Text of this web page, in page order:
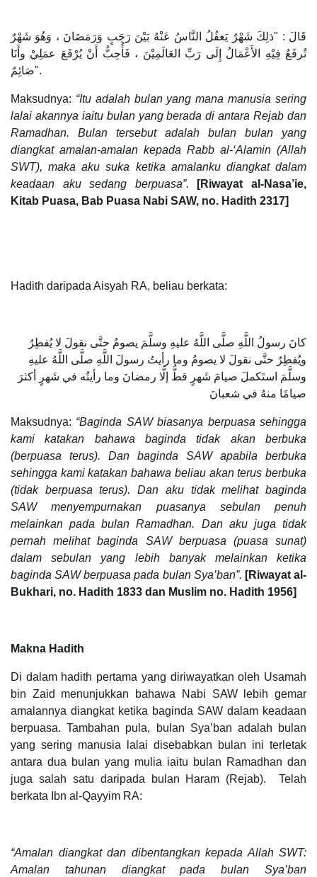
قَالَ : "ذلِكَ شَهْرٌ يَغفُلُ النَّاسُ عَنْهُ بَيْنَ رَجَبٍ وَرَمَضَانَ ، وَهُوَ شَهْرٌ
تُرفَعُ فِيْهِ الأَعْمَالُ إِلَى رَبِّ العَالَمِيْنَ ، فَأُحِبُّ أَنْ يُرْفَعَ عمَلِيْ وأَنَا
صَائِمٌ".
Maksudnya: “Itu adalah bulan yang mana manusia sering
lalai akannya iaitu bulan yang berada di antara Rejab dan
Ramadhan. Bulan tersebut adalah bulan bulan yang
diangkat amalan-amalan kepada Rabb al-‘Alamin (Allah
SWT), maka aku suka ketika amalanku diangkat dalam
keadaan aku sedang berpuasa”.
[Riwayat al-Nasa’ie,
Kitab Puasa, Bab Puasa Nabi SAW, no. Hadith 2317]
Hadith daripada Aisyah RA, beliau berkata:
كانَ رسولُ اللَّهِ صلَّى اللَّهُ عليهِ وسلَّمَ يصومُ حتَّى نقولَ لا يُفطِرُ
ويُفطِرُ حتَّى نقولَ لا يصومُ وما رأيتُ رسولَ اللَّهِ صلَّى اللَّهُ عليهِ
وسلَّمَ استَكملَ صيامَ شَهرٍ قطُّ إلَّا رمضانَ وما رأيتُه في شَهرٍ أكثرَ
صيامًا منهُ في شعبانَ
Maksudnya: “Baginda SAW biasanya berpuasa sehingga
kami katakan bahawa baginda tidak akan berbuka
(berpuasa terus). Dan baginda SAW apabila berbuka
sehingga kami katakan bahawa beliau akan terus berbuka
(tidak berpuasa terus). Dan aku tidak melihat baginda
SAW menyempurnakan puasanya sebulan penuh
melainkan pada bulan Ramadhan. Dan aku juga tidak
pernah melihat baginda SAW berpuasa (puasa sunat)
dalam sebulan yang lebih banyak melainkan ketika
baginda SAW berpuasa pada bulan Sya’ban”. [Riwayat al-
Bukhari, no. Hadith 1833 dan Muslim no. Hadith 1956]
Makna Hadith
Di dalam hadith pertama yang diriwayatkan oleh Usamah
bin Zaid menunjukkan bahawa Nabi SAW lebih gemar
amalannya diangkat ketika baginda SAW dalam keadaan
berpuasa. Tambahan pula, bulan Sya’ban adalah bulan
yang sering manusia lalai disebabkan bulan ini terletak
antara dua bulan yang mulia iaitu bulan Ramadhan dan
juga salah satu daripada bulan Haram (Rejab). Telah
berkata Ibn al-Qayyim RA:
“Amalan diangkat dan dibentangkan kepada Allah SWT:
Amalan tahunan diangkat pada bulan Sya’ban